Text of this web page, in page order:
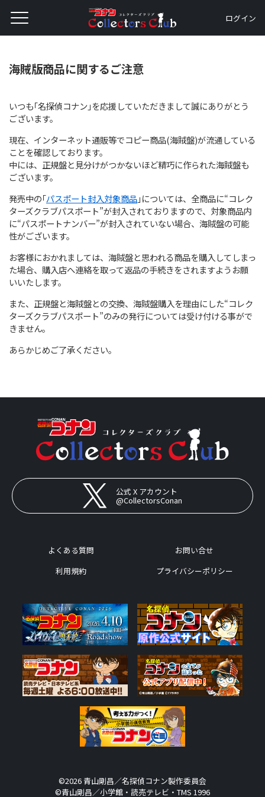
ログイン
海賊版商品に関するご注意
いつも｢名探偵コナン｣を応援していただきまして誠にありがとう
ございます。
現在、インターネット通販等でコピー商品(海賊盤)が流通している
ことを確認しております。
中には、正規盤と見分けがつかないほど精巧に作られた海賊盤も
ございます。
発売中の｢パスポート封入対象商品｣については、全商品に“コレク
ターズクラブパスポート”が封入されておりますので、対象商品内
に“パスポートナンバー”が封入されていない場合、海賊盤の可能
性がございます。
お客様におかれましては、海賊盤と思われる商品を購入してしまっ
た場合、購入店へ連絡を取って返品の手続きをされますようお願
いいたします。
また、正規盤と海賊盤との交換、海賊盤購入を理由にした“コレク
ターズクラブパスポート”のみの発行については受け付ける事がで
きません。
あらかじめご了承ください。
公式 X アカウント
@CollectorsConan
よくある質問
お問い合せ
利用規約
プライバシーポリシー
©2026 青山剛昌／名探偵コナン製作委員会
©青山剛昌／小学館・読売テレビ・TMS 1996